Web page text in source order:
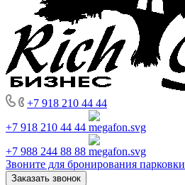
+7 918 210 44 44
+7 918 210 44 44
+7 988 244 88 88
Звоните для бронирования парковки
Заказать звонок